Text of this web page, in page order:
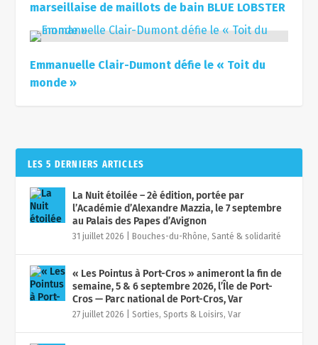
marseillaise de maillots de bain BLUE LOBSTER
Emmanuelle Clair-Dumont défie le « Toit du
monde »
LES 5 DERNIERS ARTICLES
La Nuit étoilée – 2è édition, portée par
l’Académie d’Alexandre Mazzia, le 7 septembre
au Palais des Papes d’Avignon
31 juillet 2026 Bouches-du-Rhône,Santé & solidarité
« Les Pointus à Port-Cros » animeront la fin de
semaine, 5 & 6 septembre 2026, l’Île de Port-
Cros — Parc national de Port-Cros, Var
27 juillet 2026 |Sorties, Sports & Loisirs,Var